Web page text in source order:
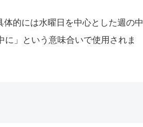
体的には水曜日を中心とした週の中
」という意味合いで使用されま